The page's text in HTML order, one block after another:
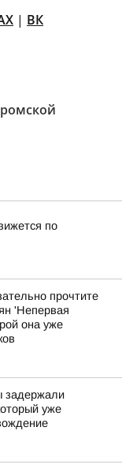
| ВК
по
прочтите
'Непервая
она уже
задержали
уже